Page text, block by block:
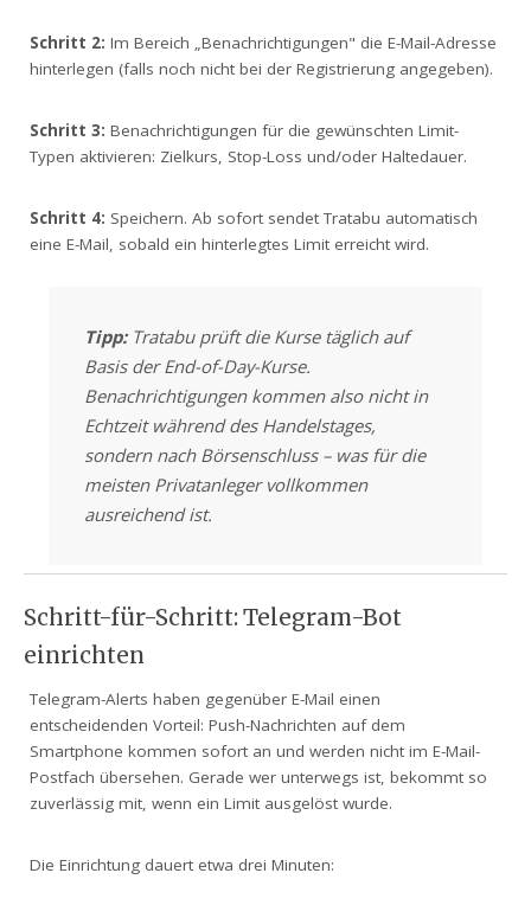
Schritt 2: Im Bereich „Benachrichtigungen" die E-Mail-Adresse
hinterlegen (falls noch nicht bei der Registrierung angegeben).
Schritt 3: Benachrichtigungen für die gewünschten Limit-
Typen aktivieren: Zielkurs, Stop-Loss und/oder Haltedauer.
Schritt 4: Speichern. Ab sofort sendet Tratabu automatisch
eine E-Mail, sobald ein hinterlegtes Limit erreicht wird.
Tipp:Tratabu prüft die Kurse täglich auf
Basis der End-of-Day-Kurse.
Benachrichtigungen kommen also nicht in
Echtzeit während des Handelstages,
sondern nach Börsenschluss – was für die
meisten Privatanleger vollkommen
ausreichend ist.
Schritt-für-Schritt: Telegram-Bot
einrichten
Telegram-Alerts haben gegenüber E-Mail einen
entscheidenden Vorteil: Push-Nachrichten auf dem
Smartphone kommen sofort an und werden nicht im E-Mail-
Postfach übersehen. Gerade wer unterwegs ist, bekommt so
zuverlässig mit, wenn ein Limit ausgelöst wurde.
Die Einrichtung dauert etwa drei Minuten: